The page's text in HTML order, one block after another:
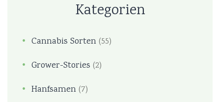
Kategorien
Cannabis Sorten(55)
Grower-Stories (2)
Hanfsamen(7)